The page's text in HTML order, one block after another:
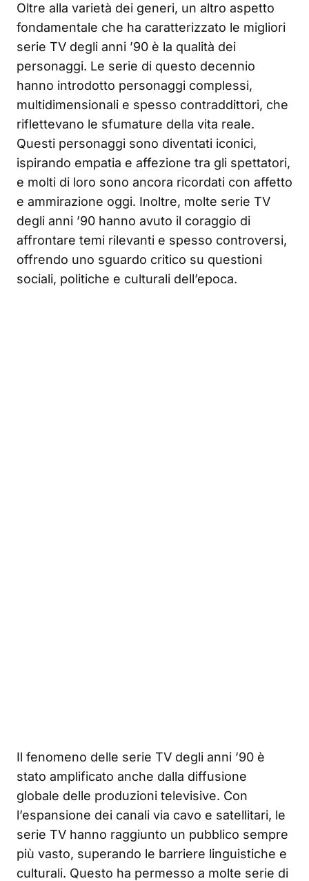
Oltre alla varietà dei generi, un altro aspetto
fondamentale che ha caratterizzato le migliori
serie TV degli anni ’90 è la qualità dei
personaggi. Le serie di questo decennio
hanno introdotto personaggi complessi,
multidimensionali e spesso contraddittori, che
riflettevano le sfumature della vita reale.
Questi personaggi sono diventati iconici,
ispirando empatia e affezione tra gli spettatori,
e molti di loro sono ancora ricordati con affetto
e ammirazione oggi. Inoltre, molte serie TV
degli anni ’90 hanno avuto il coraggio di
affrontare temi rilevanti e spesso controversi,
offrendo uno sguardo critico su questioni
sociali, politiche e culturali dell’epoca.
Il fenomeno delle serie TV degli anni ’90 è
stato amplificato anche dalla diffusione
globale delle produzioni televisive. Con
l’espansione dei canali via cavo e satellitari, le
serie TV hanno raggiunto un pubblico sempre
più vasto, superando le barriere linguistiche e
culturali. Questo ha permesso a molte serie di